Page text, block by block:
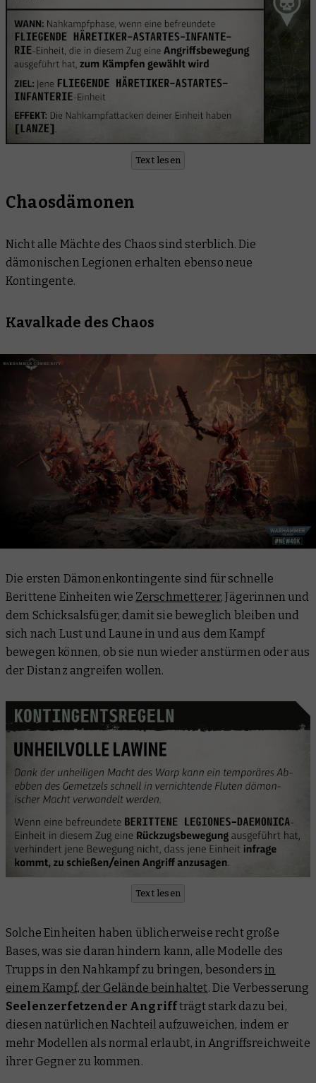
Text lesen
Chaosdämonen
Nicht alle Mächte des Chaos sind sterblich. Die
dämonischen Legionen erhalten ebenso neue
Kontingente.
Kavalkade des Chaos
Die ersten Dämonenkontingente sind für schnelle
Berittene Einheiten wie Zerschmetterer, Jägerinnen und
dem Schicksalsfüger, damit sie beweglich bleiben und
sich nach Lust und Laune in und aus dem Kampf
bewegen können, ob sie nun wieder anstürmen oder aus
der Distanz angreifen wollen.
Text lesen
Solche Einheiten haben üblicherweise recht große
Bases, was sie daran hindern kann, alle Modelle des
Trupps in den Nahkampf zu bringen, besonders in
einem Kampf, der Gelände beinhaltet. Die Verbesserung
Seelenzerfetzender Angriffträgt stark dazu bei,
diesen natürlichen Nachteil aufzuweichen, indem er
mehr Modellen als normal erlaubt, in Angriffsreichweite
ihrer Gegner zu kommen.